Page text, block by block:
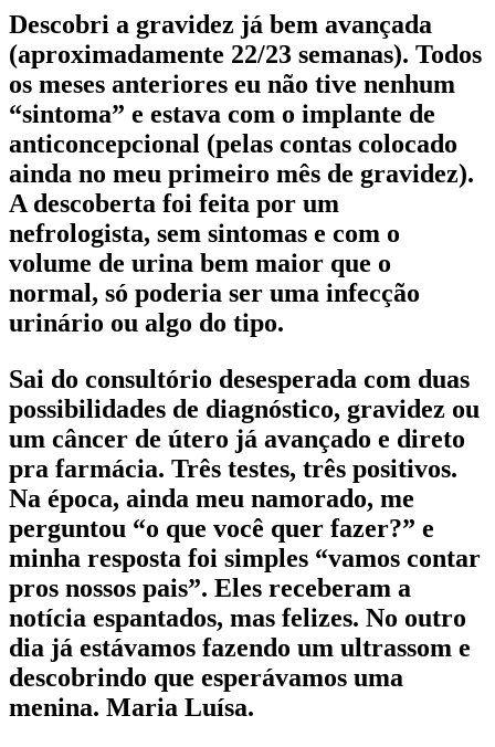
Descobri a gravidez já bem avançada
(aproximadamente 22/23 semanas). Todos
os meses anteriores eu não tive nenhum
“sintoma” e estava com o implante de
anticoncepcional (pelas contas colocado
ainda no meu primeiro mês de gravidez).
A descoberta foi feita por um
nefrologista, sem sintomas e com o
volume de urina bem maior que o
normal, só poderia ser uma infecção
urinário ou algo do tipo.
Sai do consultório desesperada com duas
possibilidades de diagnóstico, gravidez ou
um câncer de útero já avançado e direto
pra farmácia. Três testes, três positivos.
Na época, ainda meu namorado, me
perguntou “o que você quer fazer?” e
minha resposta foi simples “vamos contar
pros nossos pais”. Eles receberam a
notícia espantados, mas felizes. No outro
dia já estávamos fazendo um ultrassom e
descobrindo que esperávamos uma
menina. Maria Luísa.